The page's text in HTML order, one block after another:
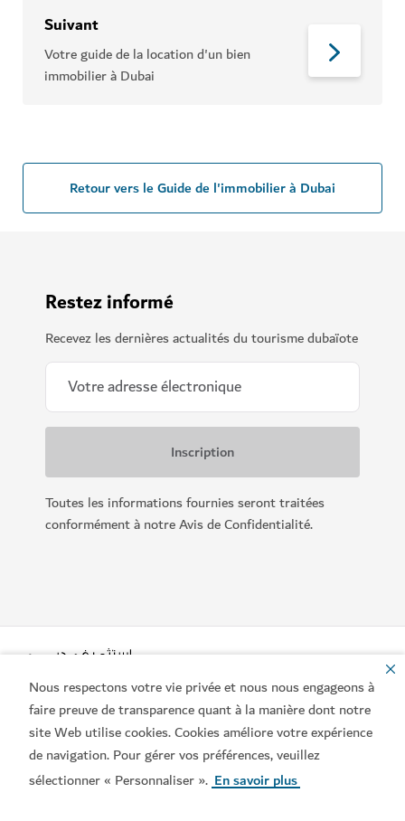
Nous respectons votre vie privée et nous nous engageons à
faire preuve de transparence quant à la manière dont notre
site Web utilise cookies. Cookies améliore votre expérience
de navigation. Pour gérer vos préférences, veuillez
sélectionner « Personnaliser ». En savoir plus
Suivant
Votre guide de la location d'un bien
immobilier à Dubai
Retour vers le Guide de l'immobilier à Dubai
Restez informé
Recevez les dernières actualités du tourisme dubaïote
Toutes les informations fournies seront traitées
conformément à notre Avis de Confidentialité.
Liens populaires